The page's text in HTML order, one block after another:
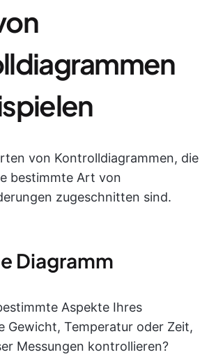
von Kontrolldiagrammen, die
bestimmte Art von
zugeschnitten sind.
Diagramm
Aspekte Ihres
Gewicht, Temperatur oder Zeit,
Messungen kontrollieren?